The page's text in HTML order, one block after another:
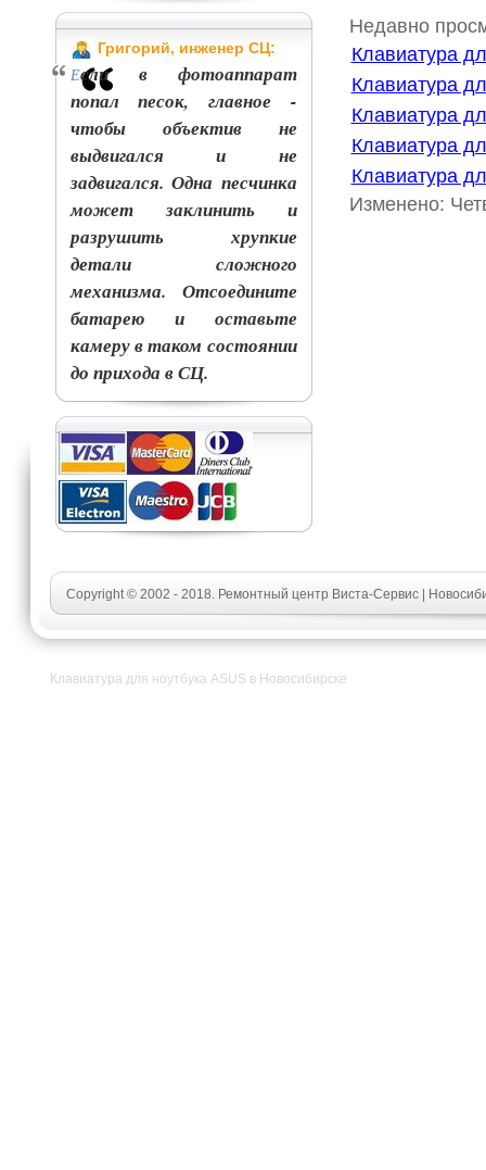
Григорий, инженер СЦ:
Если в фотоаппарат
попал песок, главное -
чтобы объектив не
выдвигался и не
задвигался. Одна песчинка
может заклинить и
разрушить хрупкие
детали сложного
механизма. Отсоедините
батарею и оставьте
камеру в таком состоянии
до прихода в СЦ.
Недавно
Клавиатура
Клавиатура
Клавиатура
Клавиатура
Клавиатура
Изменено:
Copyright © 2002 - 2018. Ремонтный центр Виста-Сервис |
Клавиатура для ноутбука ASUS в Новосибирске